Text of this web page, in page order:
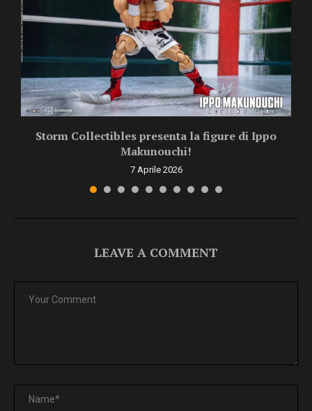
Storm Collectibles presenta la figure di Ippo
Makunouchi!
7 Aprile 2026
LEAVE A COMMENT